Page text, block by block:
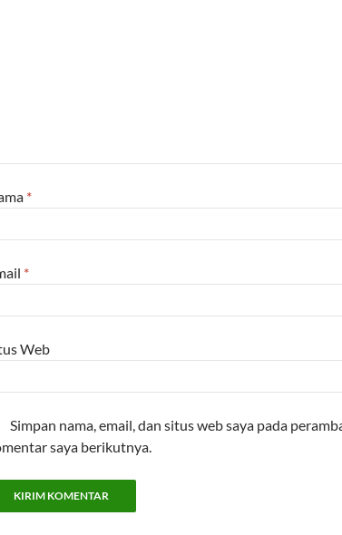
*
*
Web
Simpan nama, email, dan situs web saya pada
saya berikutnya.